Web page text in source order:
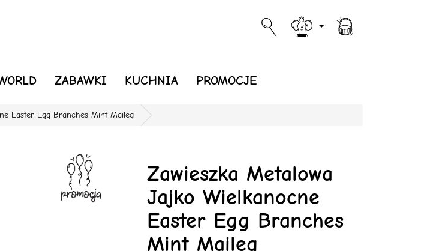
ZABAWKI KUCHNIA PROMOCJE
Easter Egg Branches Mint Maileg
Zawieszka Metalowa
Jajko Wielkanocne
Easter Egg Branches
Mint Maileg